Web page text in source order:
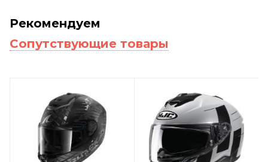
Рекомендуем
Сопутствующие товары